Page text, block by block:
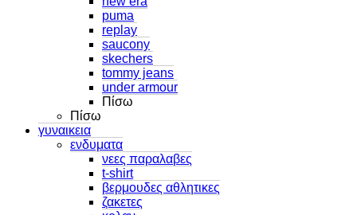
puma
replay
saucony
skechers
tommy jeans
under armour
Πίσω
Πίσω
γυναικεια
ενδυματα
νεες παραλαβες
t-shirt
βερμουδες αθλητικες
ζακετες